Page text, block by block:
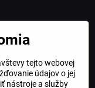
tejto webovej
údajov o jej
nástroje a služby